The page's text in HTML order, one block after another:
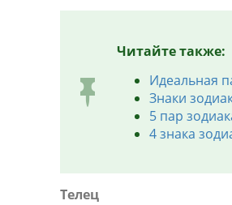
Читайте также:
Идеальная
Знаки
5 пар
4 знака
Телец